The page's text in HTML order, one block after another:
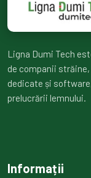
Ligna Dumi Tech
de companii
dedicate și
prelucrării lemnului.
Informații